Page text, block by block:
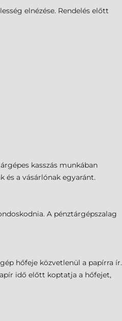
elnézése. Rendelés előtt
kasszás munkában
és a vásárlónak egyaránt.
A pénztárgépszalag
hőfeje közvetlenül a papírra ír.
idő előtt koptatja a hőfejet,